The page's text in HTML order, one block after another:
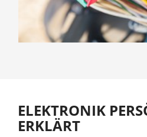
ELEKTRONIK
ERKLÄRT